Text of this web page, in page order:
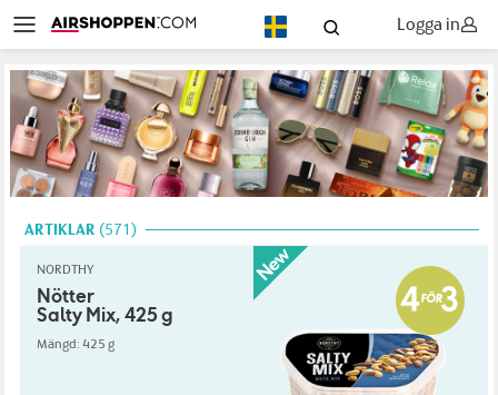
Logga in
571
ARTIKLAR
NORDTHY
Nötter
Salty Mix, 425 g
Mängd: 425 g